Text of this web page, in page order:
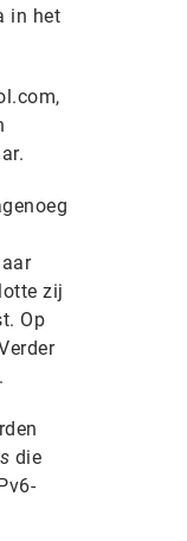
in het
zij
Op
die